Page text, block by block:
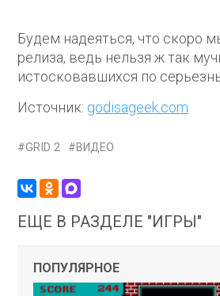
Будем надеяться, что скоро
релиза, ведь нельзя ж так
истосковавшихся по
Источник: godisageek.com
GRID 2 ВИДЕО
ЕЩЕ В РАЗДЕЛЕ "ИГРЫ"
ПОПУЛЯРНОЕ